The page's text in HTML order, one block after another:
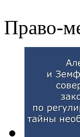
Право-